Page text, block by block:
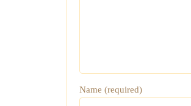
Name (required)